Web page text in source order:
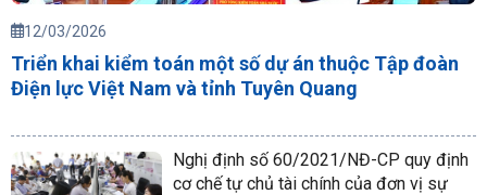
12/03/2026
Triển khai kiểm toán một số dự án thuộc Tập đoàn
Điện lực Việt Nam và tỉnh Tuyên Quang
Nghị định số 60/2021/NĐ-CP quy định
cơ chế tự chủ tài chính của đơn vị sự